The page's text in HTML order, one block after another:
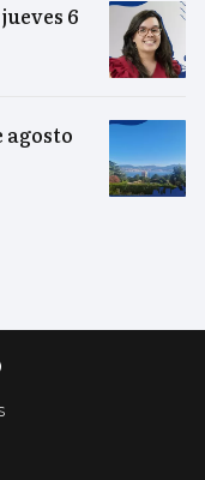
6
agosto